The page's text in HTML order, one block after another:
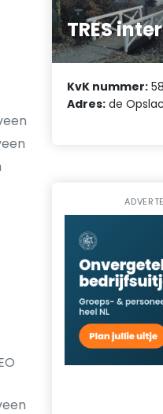
TRES
KvK nummer:
Adres: de